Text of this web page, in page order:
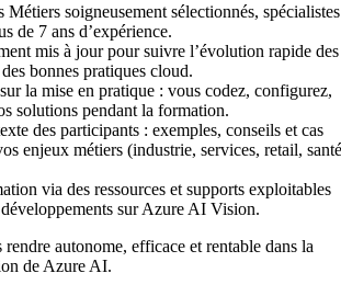
Métiers soigneusement sélectionnés, spécialistes
de 7 ans d’expérience.
mis à jour pour suivre l’évolution rapide des
bonnes pratiques cloud.
la mise en pratique : vous codez, configurez,
solutions pendant la formation.
des participants : exemples, conseils et cas
enjeux métiers (industrie, services, retail,
via des ressources et supports exploitables
sur Azure AI Vision.
rendre autonome, efficace et rentable dans la
de Azure AI.